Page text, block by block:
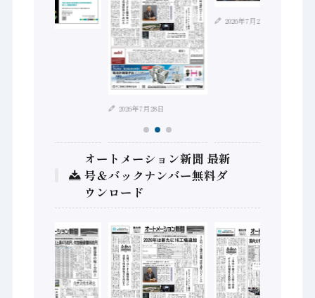
2026年7月28日
2026年7月21日
オートメーション新聞 最新
号＆バックナンバー無料ダ
ウンロード